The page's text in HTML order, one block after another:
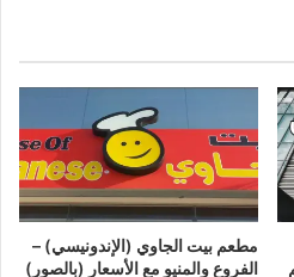
مطعم بيت الجاوي (الإندونيسي) –
الفروع والمنيو مع الأسعار (بالصور)